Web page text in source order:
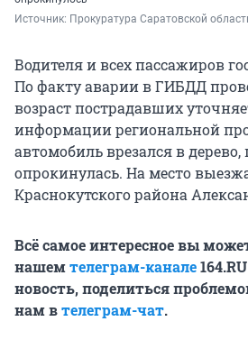
Источник: Прокуратура Саратовской
Водителя и всех пассажиров
По факту аварии в ГИБДД
возраст пострадавших
информации региональной
автомобиль врезался в
опрокинулась. На место
Краснокутского района
Всё самое интересное вы
нашемтелеграм-канале
новость, поделиться
нам втелеграм-чат.